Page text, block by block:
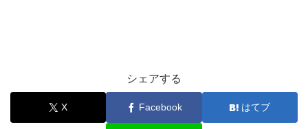
シェアする
X Facebook はてブ